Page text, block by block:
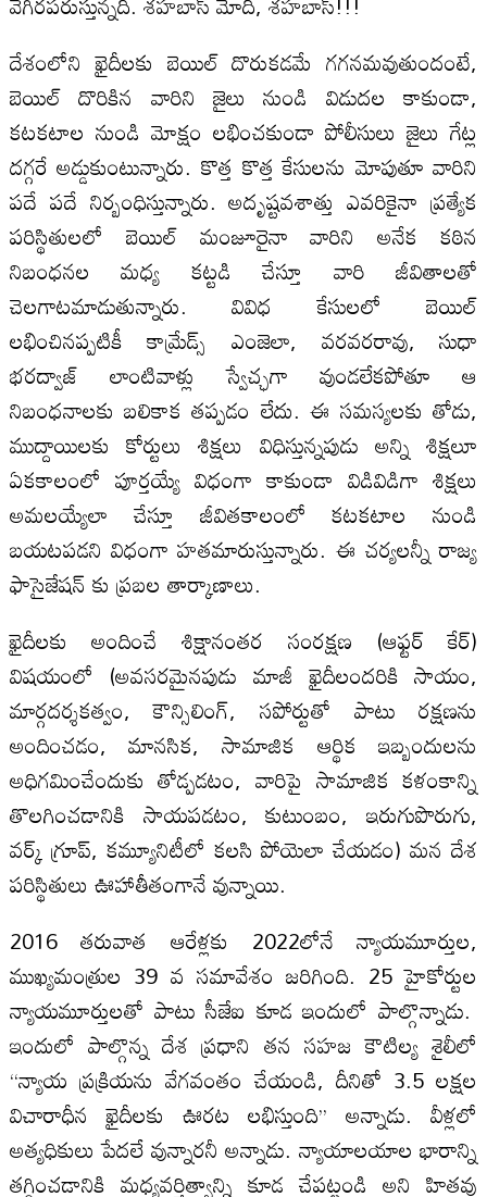
దేశంలోని ఖైదీలకు బెయిల్ దొరుకడమే గగనమవుతుందంటే,
బెయిల్ దొరికిన వారిని జైలు నుండి విడుదల కాకుండా,
కటకటాల నుండి మోక్షం లభించకుండా పోలీసులు జైలు గేట్ల
దగ్గరే అడ్డుకుంటున్నారు. కొత్త కొత్త కేసులను మోపుతూ వారిని
పదే పదే నిర్బంధిస్తున్నారు. అదృష్టవశాత్తు ఎవరికైనా ప్రత్యేక
పరిస్థితులలో బెయిల్ మంజూరైనా వారిని అనేక కఠిన
నిబంధనల మధ్య కట్టడి చేస్తూ వారి జీవితాలతో
చెలగాటమాడుతున్నారు. వివిధ కేసులలో బెయిల్
లభించినప్పటికీ కామ్రేడ్స్ ఎంజెలా, వరవరరావు, సుధా
భరద్వాజ్ లాంటివాళ్లు స్వేచ్ఛగా వుండలేకపోతూ ఆ
నిబంధనాలకు బలికాక తప్పడం లేదు. ఈ సమస్యలకు తోడు,
ముద్దాయిలకు కోర్టులు శిక్షలు విధిస్తున్నపుడు అన్ని శిక్షలూ
ఏకకాలంలో పూర్తయ్యే విధంగా కాకుండా విడివిడిగా శిక్షలు
అమలయ్యేలా చేస్తూ జీవితకాలంలో కటకటాల నుండి
బయటపడని విధంగా హతమారుస్తున్నారు. ఈ చర్యలన్నీ రాజ్య
ఫాసైజేషన్ కు ప్రబల తార్కాణాలు.
ఖైదీలకు అందించే శిక్షానంతర సంరక్షణ (ఆఫ్టర్ కేర్)
విషయంలో (అవసరమైనపుడు మాజీ ఖైదీలందరికి సాయం,
మార్గదర్శకత్వం, కౌన్సిలింగ్, సపోర్టుతో పాటు రక్షణను
అందించడం, మానసిక, సామాజిక ఆర్థిక ఇబ్బందులను
అధిగమించేందుకు తోడ్పడటం, వారిపై సామాజిక కళంకాన్ని
తొలగించడానికి సాయపడటం, కుటుంబం, ఇరుగుపొరుగు,
వర్క్ గ్రూప్, కమ్యూనిటీలో కలసి పోయెలా చేయడం) మన దేశ
పరిస్థితులు ఊహాతీతంగానే వున్నాయి.
2016 తరువాత ఆరేళ్లకు 2022లోనే న్యాయమూర్తుల,
ముఖ్యమంత్రుల 39 వ సమావేశం జరిగింది. 25 హైకోర్టుల
న్యాయమూర్తులతో పాటు సీజేఐ కూడ ఇందులో పాల్గొన్నాడు.
ఇందులో పాల్గొన్న దేశ ప్రధాని తన సహజ కౌటిల్య శైలీలో
‘‘న్యాయ ప్రక్రియను వేగవంతం చేయండి, దీనితో 3.5 లక్షల
విచారాధీన ఖైదీలకు ఊరట లభిస్తుంది’’ అన్నాడు. వీళ్లలో
అత్యధికులు పేదలే వున్నారనీ అన్నాడు. న్యాయాలయాల భారాన్ని
తగ్గించడానికి మధ్యవర్తిత్వాన్ని కూడ చేపట్టండి అని హితవు